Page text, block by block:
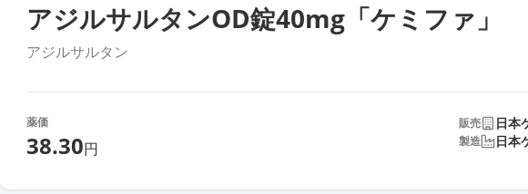
アジルサルタンOD錠40mg「ケミファ」
アジルサルタン
薬価
38.30円
販売 日本
製造 日本